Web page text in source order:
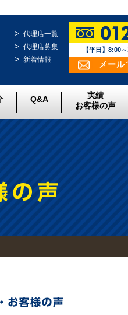
代理店一覧
代理店募集
新着情報
【平日】8:00
メー
Q&A
実績
お客様の声